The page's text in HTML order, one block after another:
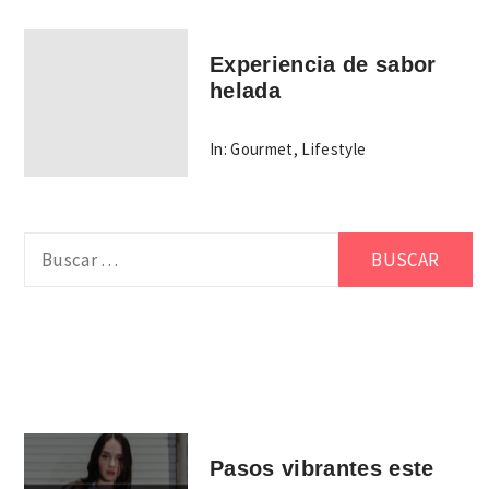
Experiencia de sabor
helada
In: Gourmet, Lifestyle
Pasos vibrantes este